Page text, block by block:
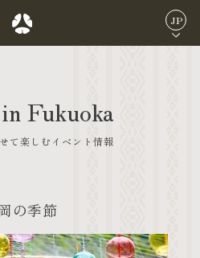
JP
Fukuoka
て楽しむイベント情報
の季節